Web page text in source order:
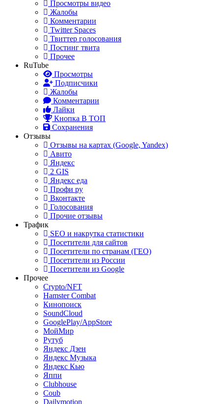
Просмотры видео
Жалобы
Комментарии
Twitter Spaces
Твиттер голосования
Постинг твита
Прочее
RuTube
Просмотры
Подписчики
Жалобы
Комментарии
Лайки
Кнопка В ТОП
Сохранения
Отзывы
Отзывы на картах (Google, Yandex)
Авито
Яндекс
2 GIS
Яндекс еда
Профи ру
Вконтакте
Голосования
Прочие отзывы
Трафик
SEO и накрутка статистики
Посетители для сайтов
Посетители по странам (ГЕО)
Посетители из России
Посетители из Google
Прочее
Crypto/NFT
Hamster Combat
Кинопоиск
SoundCloud
GooglePlay/AppStore
МойМир
Рутуб
Яндекс Дзен
Яндекс Музыка
Яндекс Кью
Яппи
Clubhouse
Coub
Dailymotion